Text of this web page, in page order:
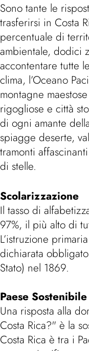
Sono tante le
trasferirsi in Costa
percentuale di
ambientale, dodici
accontentare tutte
clima, l’Oceano
montagne
rigogliose e città
di ogni amante
spiagge deserte,
tramonti
di stelle.
Scolarizzazione
Il tasso di
97%, il più alto di
L’istruzione
dichiarata
Stato) nel 1869.
Paese Sostenibile
Una risposta alla
Costa Rica?" è la
Costa Rica è tra i